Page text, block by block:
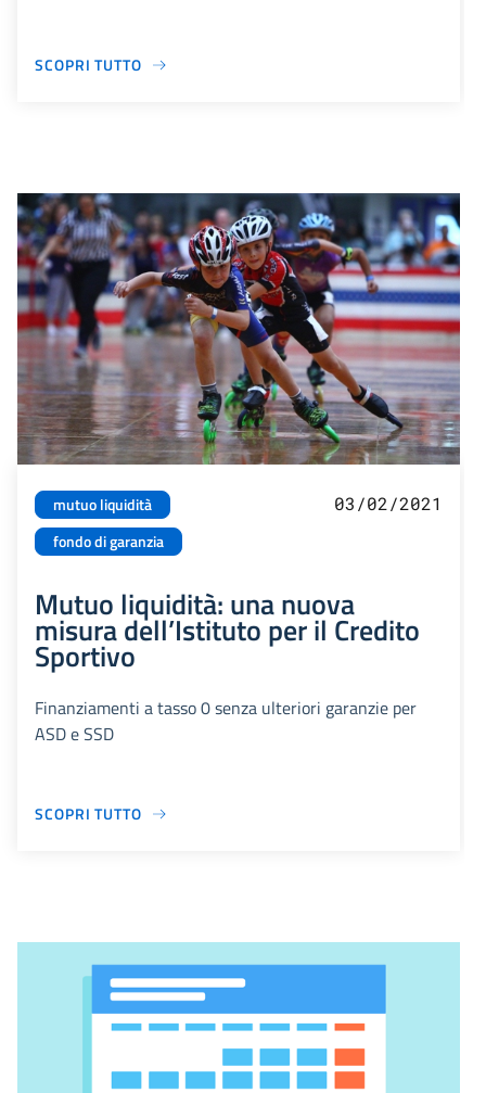
SCOPRI TUTTO
mutuo liquidità
fondo di garanzia
03/02/2021
Mutuo liquidità: una nuova
misura dell’Istituto per il Credito
Sportivo
Finanziamenti a tasso 0 senza ulteriori garanzie per
ASD e SSD
SCOPRI TUTTO